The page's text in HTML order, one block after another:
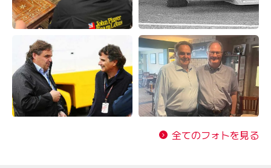
全てのフォトを見る